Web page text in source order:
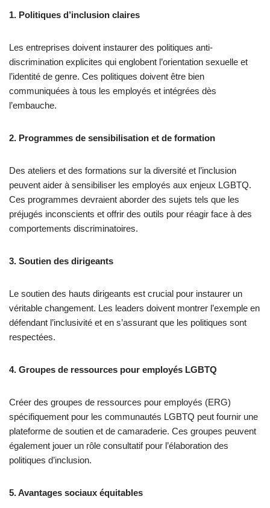
1. Politiques d’inclusion claires
Les entreprises doivent instaurer des politiques anti-
discrimination explicites qui englobent l’orientation sexuelle et
l’identité de genre. Ces politiques doivent être bien
communiquées à tous les employés et intégrées dès
l’embauche.
2. Programmes de sensibilisation et de formation
Des ateliers et des formations sur la diversité et l’inclusion
peuvent aider à sensibiliser les employés aux enjeux LGBTQ.
Ces programmes devraient aborder des sujets tels que les
préjugés inconscients et offrir des outils pour réagir face à des
comportements discriminatoires.
3. Soutien des dirigeants
Le soutien des hauts dirigeants est crucial pour instaurer un
véritable changement. Les leaders doivent montrer l’exemple en
défendant l’inclusivité et en s’assurant que les politiques sont
respectées.
4. Groupes de ressources pour employés LGBTQ
Créer des groupes de ressources pour employés (ERG)
spécifiquement pour les communautés LGBTQ peut fournir une
plateforme de soutien et de camaraderie. Ces groupes peuvent
également jouer un rôle consultatif pour l’élaboration des
politiques d’inclusion.
5. Avantages sociaux équitables